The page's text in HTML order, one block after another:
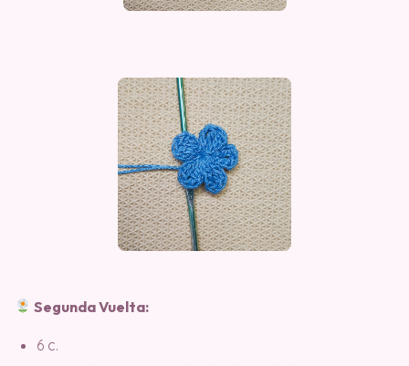
Segunda Vuelta:
6 c.